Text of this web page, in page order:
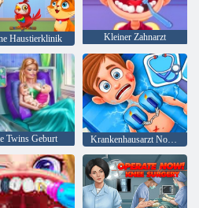
Haustierklinik Kleiner Zahnarzt
Twins Geburt Krankenhausarzt Notaufnahme